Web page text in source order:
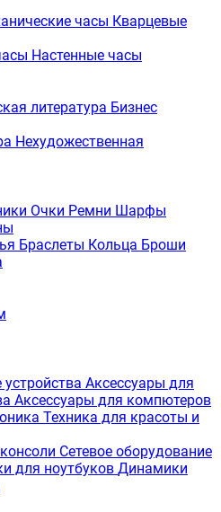
часы Кварцевые
Настенные часы
литература Бизнес
Нехудожественная
Очки Ремни Шарфы
Браслеты Кольца Броши
Аксессуары для
Аксессуары для компютеров
Техника для красоты и
Сетевое оборудование
для ноутбуков Динамики